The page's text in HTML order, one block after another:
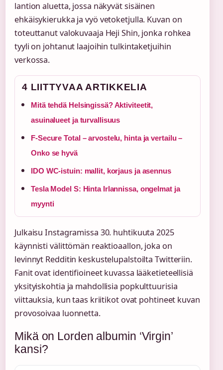
lantion aluetta, jossa näkyvät sisäinen
ehkäisykierukka ja vyö vetoketjulla. Kuvan on
toteuttanut valokuvaaja Heji Shin, jonka rohkea
tyyli on johtanut laajoihin tulkintaketjuihin
verkossa.
4 LIITTYVAA ARTIKKELIA
Mitä tehdä Helsingissä? Aktiviteetit,
asuinalueet ja turvallisuus
F-Secure Total – arvostelu, hinta ja vertailu –
Onko se hyvä
IDO WC-istuin: mallit, korjaus ja asennus
Tesla Model S: Hinta Irlannissa, ongelmat ja
myynti
Julkaisu Instagramissa 30. huhtikuuta 2025
käynnisti välittömän reaktioaallon, joka on
levinnyt Redditin keskustelupalstoilta Twitteriin.
Fanit ovat identifioineet kuvassa lääketieteellisiä
yksityiskohtia ja mahdollisia popkulttuurisia
viittauksia, kun taas kriitikot ovat pohtineet kuvan
provosoivaa luonnetta.
Mikä on Lorden albumin ‘Virgin’
kansi?